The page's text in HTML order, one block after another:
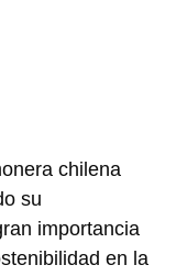
chilena
su
importancia
en la